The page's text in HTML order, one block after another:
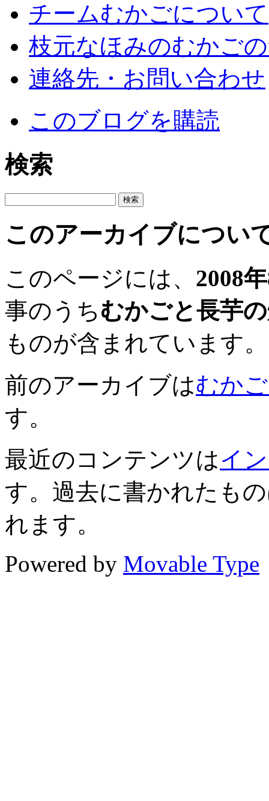
チームむかごについて
枝元なほみのむかご
連絡先・お問い合わせ
このブログを購読
検索
このアーカイブについ
このページには、 2008
事のうちむかごと長芋
ものが含まれています。
前のアーカイブはむか
す。
最近のコンテンツはイ
す。過去に書かれたも
れます。
Powered by Movable Type